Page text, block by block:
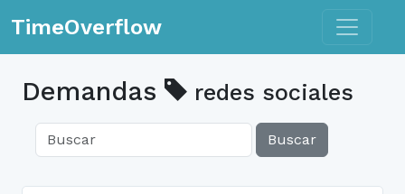
TimeOverflow Toggle
Demandas redes sociales
Buscar